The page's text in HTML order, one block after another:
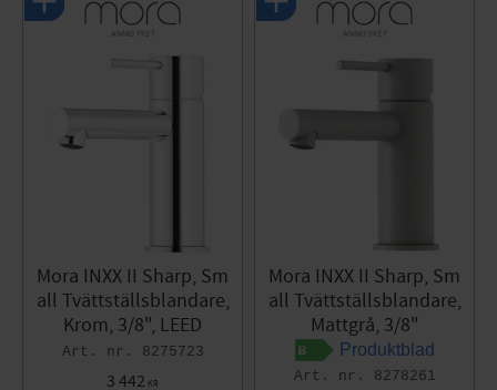
Mora INXX II Sharp, Sm
all Tvättställsblandare,
Krom, 3/8", LEED
8275723
3 442 KR
Mora INXX II Sharp, Sm
all Tvättställsblandare,
Mattgrå, 3/8"
Produktblad
8278261